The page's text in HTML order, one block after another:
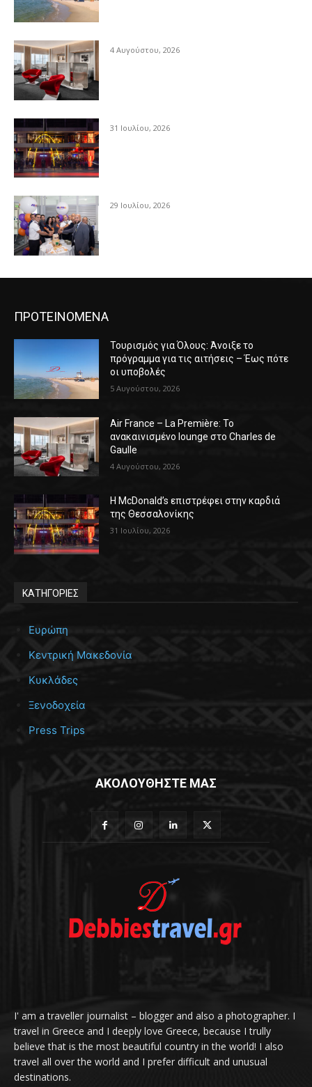
4 Αυγούστου, 2026
31 Ιουλίου, 2026
29 Ιουλίου, 2026
ΠΡΟΤΕΙΝΟΜΕΝΑ
Τουρισμός για Όλους: Άνοιξε το
πρόγραμμα για τις αιτήσεις – Έως πότε
οι υποβολές
5 Αυγούστου, 2026
Air France – La Première: Το
ανακαινισμένο lounge στο Charles de
Gaulle
4 Αυγούστου, 2026
Η McDonald’s επιστρέφει στην καρδιά
της Θεσσαλονίκης
31 Ιουλίου, 2026
ΚΑΤΗΓΟΡΙΕΣ
Ευρώπη
Κεντρική Μακεδονία
Κυκλάδες
Ξενοδοχεία
Press Trips
ΑΚΟΛΟΥΘΗΣΤΕ ΜΑΣ
I' am a traveller journalist – blogger and also a photographer. I
travel in Greece and I deeply love Greece, because I trully
believe that is the most beautiful country in the world! I also
travel all over the world and I prefer difficult and unusual
destinations.